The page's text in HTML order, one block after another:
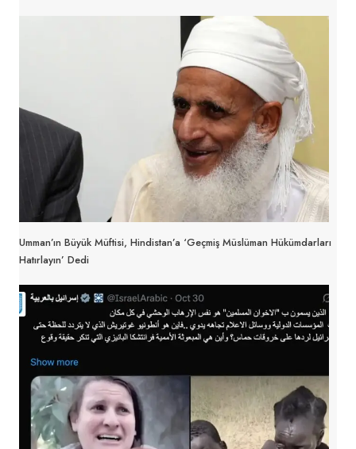
Umman’ın Büyük Müftisi, Hindistan’a ‘geçmiş Müslüman Hükümdarları
Hatırlayın’ Dedi